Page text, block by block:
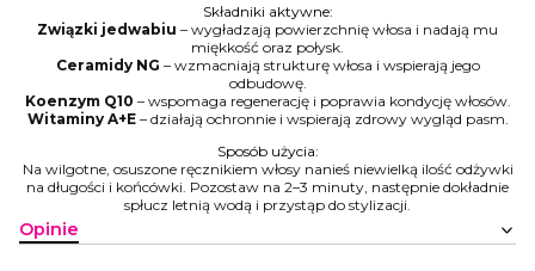
Składniki aktywne:
Związki jedwabiu – wygładzają powierzchnię włosa i nadają mu
miękkość oraz połysk.
Ceramidy NG – wzmacniają strukturę włosa i wspierają jego
odbudowę.
Koenzym Q10 – wspomaga regenerację i poprawia kondycję włosów.
Witaminy A+E– działają ochronnie i wspierają zdrowy wygląd pasm.
Sposób użycia:
Na wilgotne, osuszone ręcznikiem włosy nanieś niewielką ilość odżywki
na długości i końcówki. Pozostaw na 2–3 minuty, następnie dokładnie
spłucz letnią wodą i przystąp do stylizacji.
Opinie